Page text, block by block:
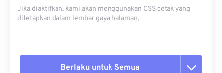
Jika diaktifkan, kami akan menggunakan CSS cetak yang
ditetapkan dalam lembar gaya halaman.
Berlaku untuk Semua